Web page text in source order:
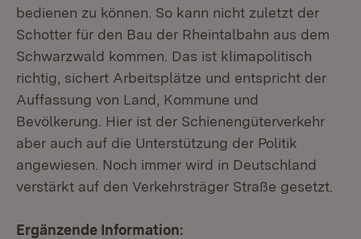
bedienen zu können. So kann nicht zuletzt der
Schotter für den Bau der Rheintalbahn aus dem
Schwarzwald kommen. Das ist klimapolitisch
richtig, sichert Arbeitsplätze und entspricht der
Auffassung von Land, Kommune und
Bevölkerung. Hier ist der Schienengüterverkehr
aber auch auf die Unterstützung der Politik
angewiesen. Noch immer wird in Deutschland
verstärkt auf den Verkehrsträger Straße gesetzt.
Ergänzende Information: